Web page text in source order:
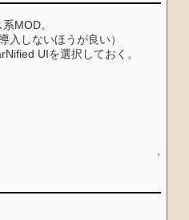
MOD。
しないほうが良い）
UIを選択しておく。
↑